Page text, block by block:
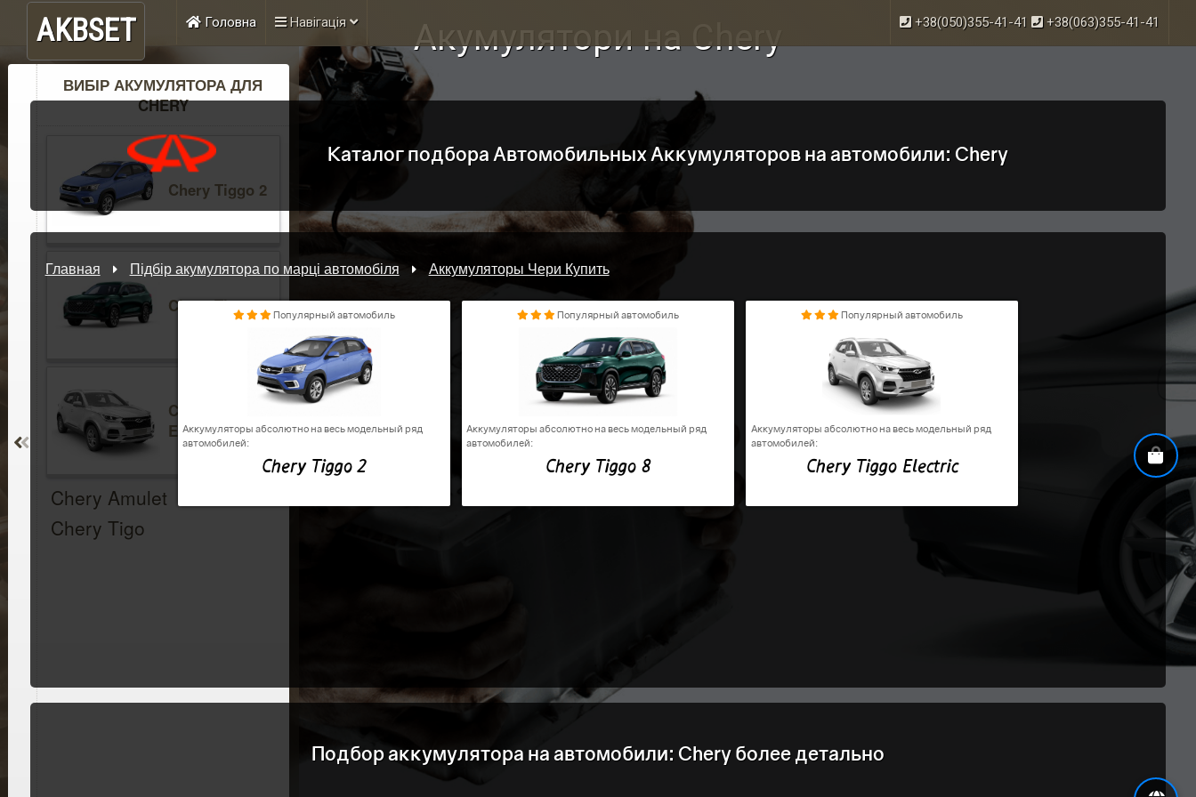
AKBSET Головна Навігація +38(050)355-41-41 +38(063)355-41-41
ВИБІР АКУМУЛЯТОРА ДЛЯ
CHERY
Chery Tiggo 2
Chery Tiggo 8
Chery Tiggo
Electric
Chery Amulet
Chery Tigo
Акумулятори на Chery
Каталог подбора Автомобильных Аккумуляторов на автомобили: Chery
Главная Підбір акумулятора по марці автомобіля Аккумуляторы Чери Купить
Популярный автомобиль
Аккумуляторы абсолютно на весь модельный ряд
автомобилей:
Chery Tiggo 2
Популярный автомобиль
Аккумуляторы абсолютно на весь модельный ряд
автомобилей:
Chery Tiggo 8
Популярный автомобиль
Аккумуляторы абсолютно на весь модельный ряд
автомобилей:
Chery Tiggo Electric
Подбор аккумулятора на автомобили: Chery более детально